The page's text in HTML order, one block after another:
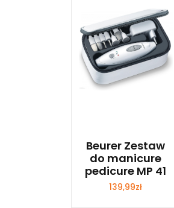
Beurer Zestaw
do manicure
pedicure MP 41
139,99zł